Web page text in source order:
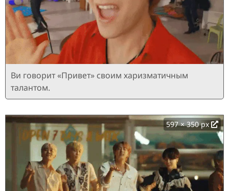
Ви говорит «Привет» своим харизматичным
талантом.
597 × 350 px